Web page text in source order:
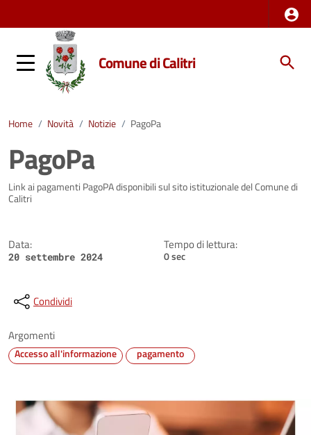
Comune di Calitri
Home / Novità / Notizie / PagoPa
PagoPa
Dettagli della notizia
Link ai pagamenti PagoPA disponibili sul sito istituzionale del Comune di
Calitri
Data:
20 settembre 2024
Tempo di lettura:
0 sec
Condividi
Argomenti
Accesso all'informazione pagamento